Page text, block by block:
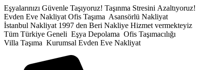
İçeriğe
atla
Eşyalarınızı Güvenle Taşıyoruz! Taşınma Stresini Azaltıyoruz!
Evden Eve Nakliyat Ofis Taşıma Asansörlü Nakliyat
İstanbul Nakliyat 1997 den Beri Nakliye Hizmet vermekteyiz
Tüm Türkiye Geneli Eşya Depolama Ofis Taşımacılığı
Villa Taşıma Kurumsal Evden Eve Nakliyat